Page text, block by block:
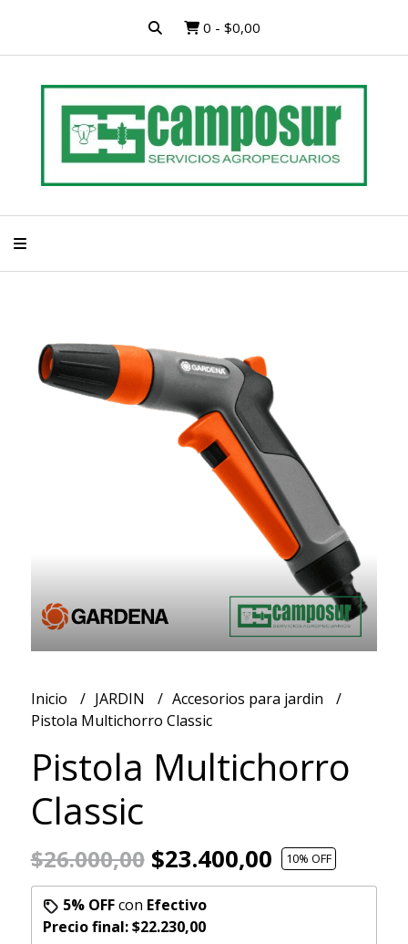
0 - $0,00
Inicio JARDIN
Accesorios para jardin
Pistola Multichorro Classic
Pistola Multichorro
Classic
$26.000,00$23.400,00 10% OFF
5% OFFcon Efectivo
Precio final:$22.230,00